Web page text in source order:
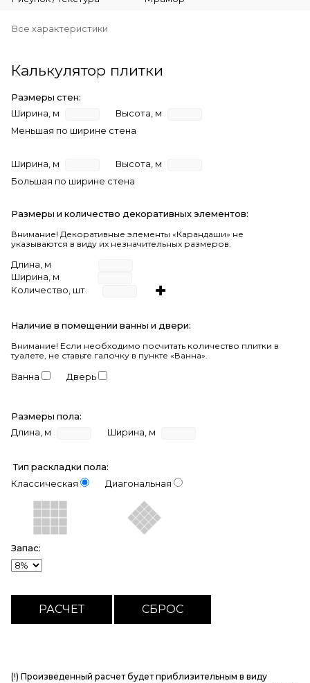
Все характеристики
Калькулятор плитки
Размеры стен:
Ширина, м
Высота, м
Меньшая по ширине стена
Ширина, м
Высота, м
Большая по ширине стена
Размеры и количество декоративных элементов:
Внимание! Декоративные элементы «Карандаши» не
указываются в виду их незначительных размеров.
Длина, м
Ширина, м
Количество, шт.
Наличие в помещении ванны и двери:
Внимание! Если необходимо посчитать количество плитки в
туалете, не ставьте галочку в пункте «Ванна».
Ванна Дверь
Размеры пола:
Длина, м
Ширина, м
Тип раскладки пола:
Классическая
Диагональная
Запас:
(!) Произведенный расчет будет приблизительным в виду